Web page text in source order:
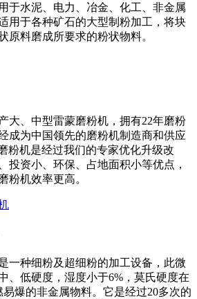
于水泥、电力、冶金、化工、非金属
用于各种矿石的大型制粉加工，将块
原料磨成所要求的粉状物料。
大、中型雷蒙磨粉机，拥有22年磨粉
成为中国领先的磨粉机制造商和供应
粉机是经过我们的专家优化升级改
投资小、环保、占地面积小等优点，
粉机效率更高。
一种细粉及超细粉的加工设备，此微
、低硬度，湿度小于6%，莫氏硬度在
爆的非金属物料。它是经过20多次的